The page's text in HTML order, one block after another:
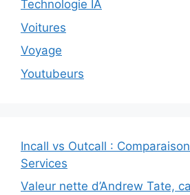
Technologie IA
Voitures
Voyage
Youtubeurs
Incall vs Outcall :
Services
Valeur nette d’Andrew Tate,